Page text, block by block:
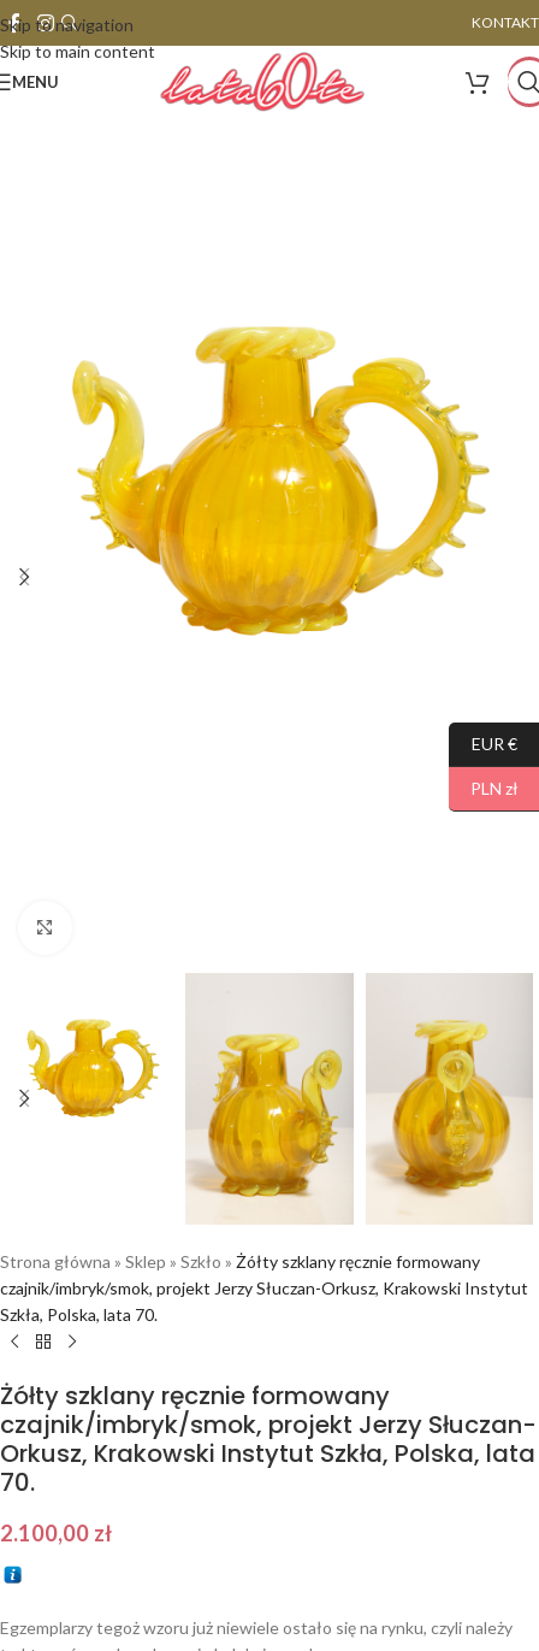
Skip to navigation
Skip to main content
KONTAKT
MENU
Strona główna » Sklep » Szkło » Żółty szklany ręcznie formowany
czajnik/imbryk/smok, projekt Jerzy Słuczan-Orkusz, Krakowski Instytut
Szkła, Polska, lata 70.
Żółty szklany ręcznie formowany
czajnik/imbryk/smok, projekt Jerzy Słuczan-
Orkusz, Krakowski Instytut Szkła, Polska, lata
70.
2.100,00 zł
Egzemplarzy tegoż wzoru już niewiele ostało się na rynku, czyli należy
EUR €
PLN zł